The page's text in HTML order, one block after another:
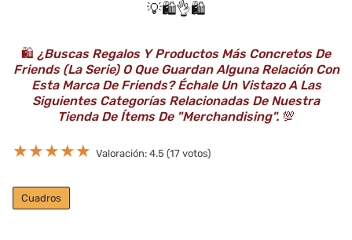
💡🛍️👌🛍️
🛍️ ¿Buscas Regalos Y Productos Más Concretos De
Friends (la Serie) O Que Guardan Alguna Relación Con
Esta Marca De Friends? Échale Un Vistazo A Las
Siguientes Categorías Relacionadas De Nuestra
Tienda De Ítems De "Merchandising". 💯
★★★★★ Valoración: 4.5 (17 votos)
Cuadros